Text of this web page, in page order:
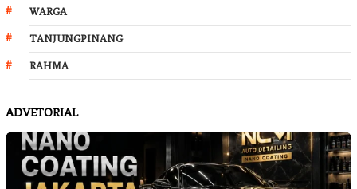
WARGA
TANJUNGPINANG
RAHMA
ADVETORIAL